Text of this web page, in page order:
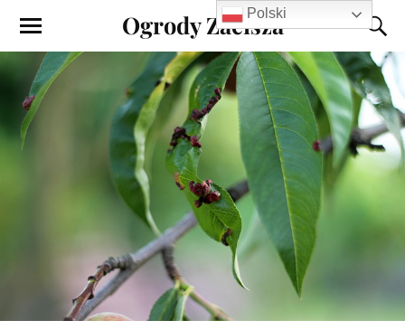
Ogrody Zacisza
Polski